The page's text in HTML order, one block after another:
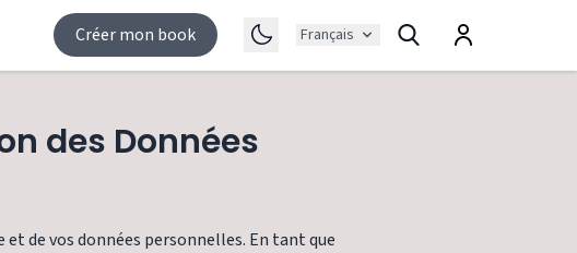
Créer mon book Français
des Données
de vos données personnelles. En tant que